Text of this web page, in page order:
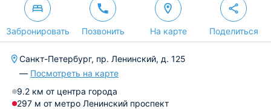
Забронировать Позвонить На карте Поделиться
Санкт-Петербург, пр. Ленинский, д. 125
— Посмотреть на карте
9.2 км от центра города
297 м от метро Ленинский проспект